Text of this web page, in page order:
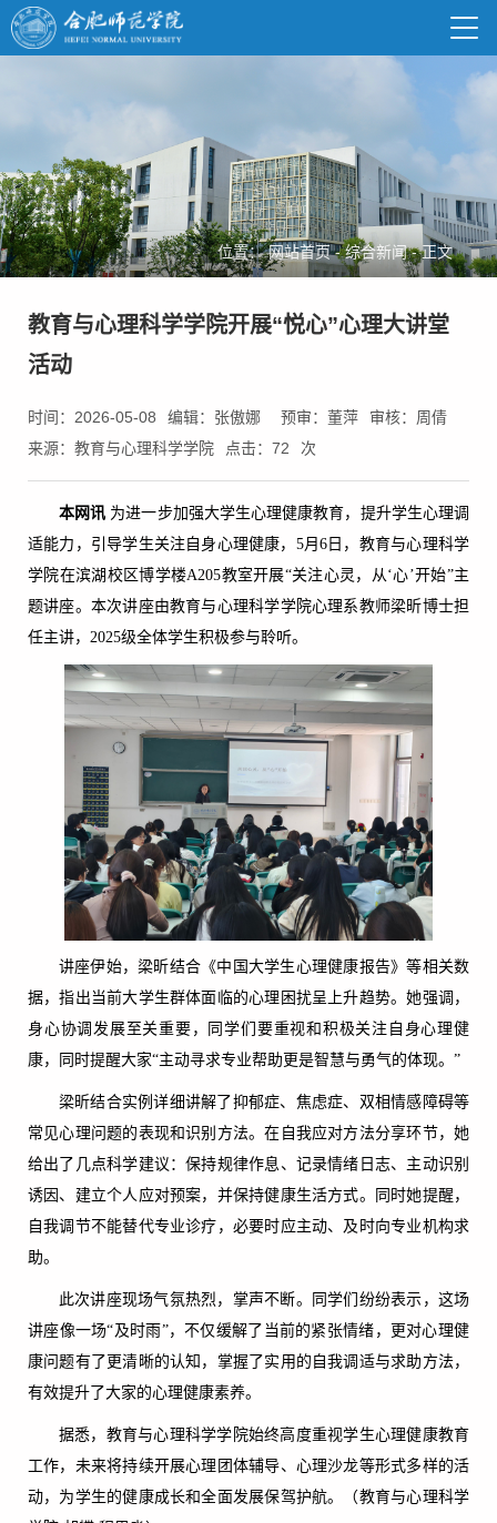
位置：网站首页-综合新闻-正文
教育与心理科学学院开展“悦心”心理大讲堂
活动
时间：2026-05-08 编辑：张傲娜 预审：董萍
审核：周倩
来源：教育与心理科学学院
点击： 72 次
本网讯 为进一步加强大学生心理健康教育，提升学生心理调
适能力，引导学生关注自身心理健康，5月6日，教育与心理科学
学院在滨湖校区博学楼A205教室开展“关注心灵，从‘心’开始”主
题讲座。本次讲座由教育与心理科学学院心理系教师梁昕博士担
任主讲，2025级全体学生积极参与聆听。
讲座伊始，梁昕结合《中国大学生心理健康报告》等相关数
据，指出当前大学生群体面临的心理困扰呈上升趋势。她强调，
身心协调发展至关重要，同学们要重视和积极关注自身心理健
康，同时提醒大家“主动寻求专业帮助更是智慧与勇气的体现。”
梁昕结合实例详细讲解了抑郁症、焦虑症、双相情感障碍等
常见心理问题的表现和识别方法。在自我应对方法分享环节，她
给出了几点科学建议：保持规律作息、记录情绪日志、主动识别
诱因、建立个人应对预案，并保持健康生活方式。同时她提醒，
自我调节不能替代专业诊疗，必要时应主动、及时向专业机构求
助。
此次讲座现场气氛热烈，掌声不断。同学们纷纷表示，这场
讲座像一场“及时雨”，不仅缓解了当前的紧张情绪，更对心理健
康问题有了更清晰的认知，掌握了实用的自我调适与求助方法，
有效提升了大家的心理健康素养。
据悉，教育与心理科学学院始终高度重视学生心理健康教育
工作，未来将持续开展心理团体辅导、心理沙龙等形式多样的活
动，为学生的健康成长和全面发展保驾护航。（教育与心理科学